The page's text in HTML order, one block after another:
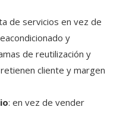
de servicios en vez de
y
de reutilización y
cliente y margen
: en vez de vender